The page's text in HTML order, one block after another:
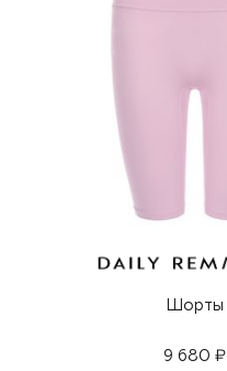
Шорты
9 680 ₽